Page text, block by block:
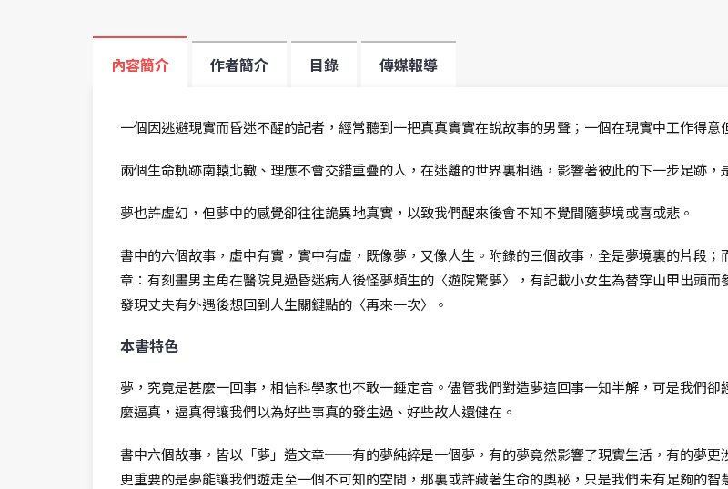
內容簡介 作者簡介 目錄 傳媒報導
一個因逃避現實而昏迷不醒的記者，經常聽到一把真真實實在說故事的男聲；一個在現實中工作得
兩個生命軌跡南轅北轍、理應不會交錯重疊的人，在迷離的世界裏相遇，影響著彼此的下一步足跡，
夢也許虛幻，但夢中的感覺卻往往詭異地真實，以致我們醒來後會不知不覺間隨夢境或喜或悲。
書中的六個故事，虛中有實，實中有虛，既像夢，又像人生。附錄的三個故事，全是夢境裏的片段
章：有刻畫男主角在醫院見過昏迷病人後怪夢頻生的〈遊院驚夢〉，有記載小女生為替穿山甲出頭
發現丈夫有外遇後想回到人生關鍵點的〈再來一次〉。
本書特色
夢，究竟是甚麼一回事，相信科學家也不敢一錘定音。儘管我們對造夢這回事一知半解，可是我們
麼逼真，逼真得讓我們以為好些事真的發生過、好些故人還健在。
書中六個故事，皆以「夢」造文章──有的夢純綷是一個夢，有的夢竟然影響了現實生活，有的夢更
更重要的是夢能讓我們遊走至一個不可知的空間，那裏或許藏著生命的奧秘，只是我們未有足夠的智